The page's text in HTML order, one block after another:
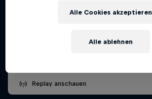
präsentiert von Wong
Punta Hermosa, Peru
Replay anschauen
Alle ablehnen
Alle Cookies akzeptieren